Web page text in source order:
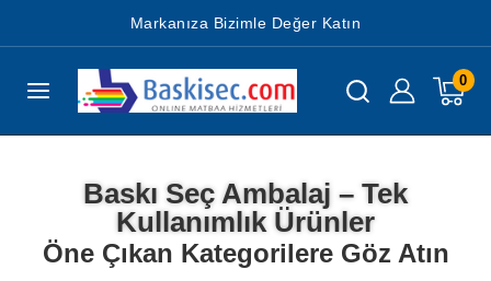
Markanıza Bizimle Değer Katın
0
Baskı Seç Ambalaj – Tek
Kullanımlık Ürünler
Öne Çıkan Kategorilere Göz Atın